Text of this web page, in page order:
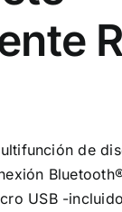
de
USB -